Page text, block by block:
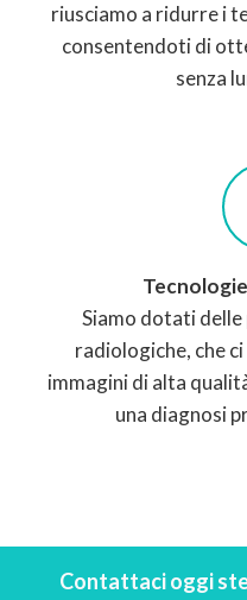
riusciamo a ridurre i
consentendoti di
senza
Siamo dotati
radiologiche, che
immagini di alta
una diagnosi
Contattaci oggi